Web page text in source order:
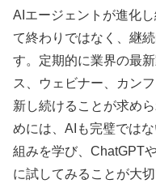
AIエージェントが進化
て終わりではなく、継
す。定期的に業界の最
ス、ウェビナー、カン
新し続けることが求め
めには、AIも完璧では
組みを学び、ChatGPT
に試してみることが大